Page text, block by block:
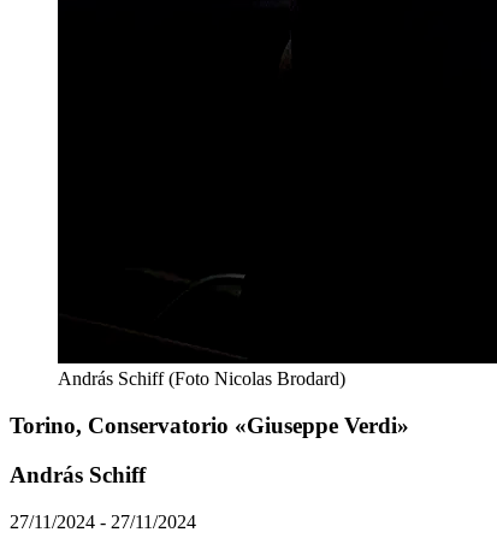
András Schiff (Foto Nicolas Brodard)
Torino, Conservatorio «Giuseppe Verdi»
András Schiff
27/11/2024 - 27/11/2024